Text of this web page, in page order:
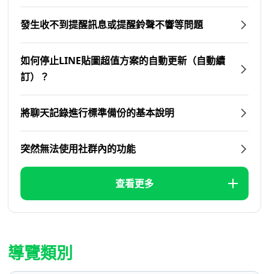
發生收不到提醒訊息或提醒鈴聲不響等問題
如何停止LINE貼圖超值方案的自動更新（自動續
訂）？
將聊天記錄進行標準備份的基本說明
突然無法使用社群內的功能
查看更多
導覽類別